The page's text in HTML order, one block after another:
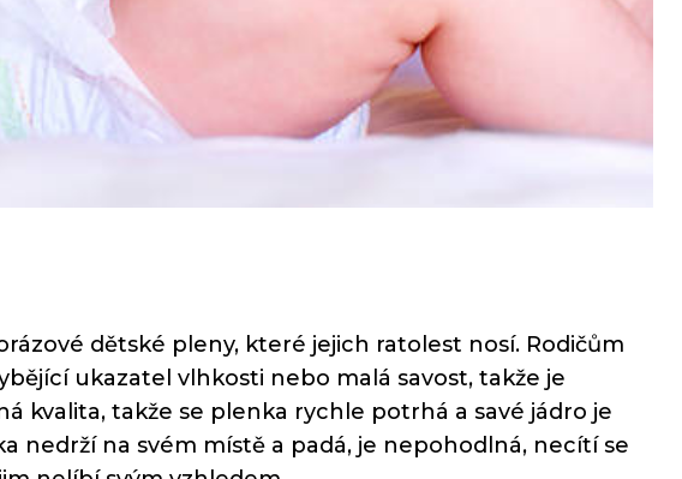
dětské pleny, které jejich ratolest nosí. Rodičům
ukazatel vlhkosti nebo malá savost, takže je
kvalita, takže se plenka rychle potrhá a savé jádro je
nedrží na svém místě a padá, je nepohodlná, necítí se